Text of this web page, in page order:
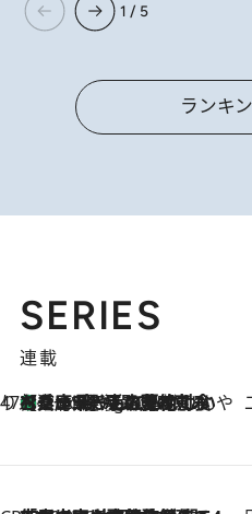
1 / 5
ランキ
SERIES
連載
47都道府県の手みやげ ひんやりスイーツで夏を満喫
1 Hour Ago
【兵庫県】この夏絶対食べたい 冷やしておいしいおやつ3選 淡路島の恵みをジェラートに集約